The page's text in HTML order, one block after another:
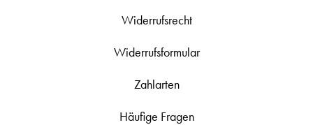
Widerrufsrecht
Widerrufsformular
Zahlarten
Häufige Fragen